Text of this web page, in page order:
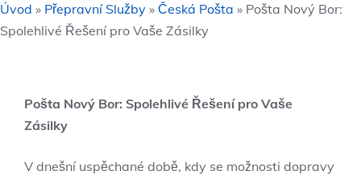
Úvod » Přepravní Služby » Česká Pošta » Pošta Nový Bor:
Spolehlivé Řešení pro Vaše Zásilky
Pošta Nový ⁤Bor: Spolehlivé Řešení pro Vaše
Zásilky
V dnešní uspěchané době, kdy se možnosti dopravy